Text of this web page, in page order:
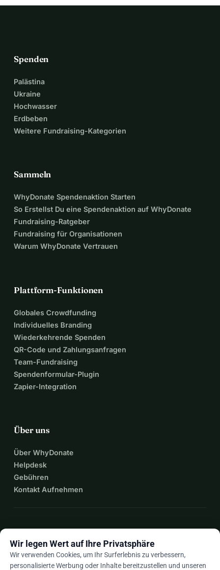
Spenden
Palästina
Ukraine
Hochwasser
Erdbeben
Weitere Fundraising-Kategorien
Sammeln
WhyDonate Spendenaktion Starten
So Erstellst Du eine Spendenaktion auf WhyDonate
Fundraising-Ratgeber
Fundraising für Organisationen
Warum WhyDonate Vertrauen
Plattform-Funktionen
Globales Crowdfunding
Individuelles Branding
Wiederkehrende Spenden
QR-Code und Zahlungsanfragen
Team-Fundraising
Spendenformular-Plugin
Zapier-Integration
Über uns
Über WhyDonate
Helpdesk
Gebühren
Kontakt Aufnehmen
Wir legen Wert auf Ihre Privatsphäre
Wir verwenden Cookies, um Ihr Surferlebnis zu verbessern,
personalisierte Werbung oder Inhalte bereitzustellen und unseren